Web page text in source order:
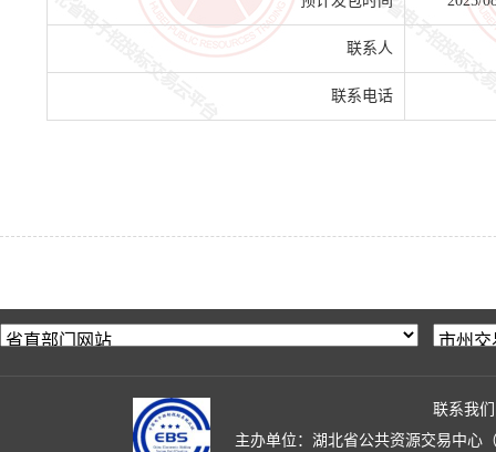
联系人
联系电话
联系我们
主办单位：湖北省公共资源交易中心